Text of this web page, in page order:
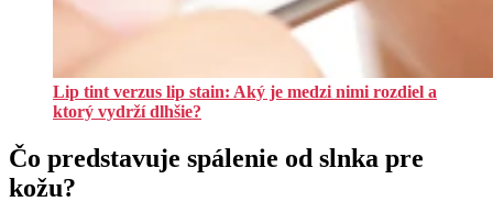
Lip tint verzus lip stain: Aký je medzi nimi rozdiel a
ktorý vydrží dlhšie?
Čo predstavuje spálenie od slnka pre
kožu?